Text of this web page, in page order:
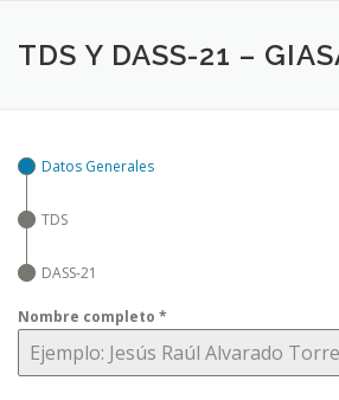
contenido
TDS Y DASS-21 –
Datos Generales
TDS
DASS-21
Nombre completo *